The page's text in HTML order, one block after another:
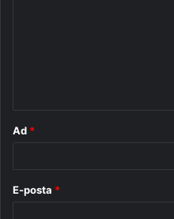
Ad *
E-posta *